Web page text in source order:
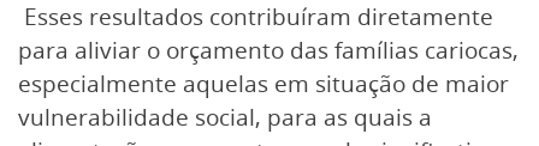
Esses resultados contribuíram diretamente
para aliviar o orçamento das famílias cariocas,
especialmente aquelas em situação de maior
vulnerabilidade social, para as quais a